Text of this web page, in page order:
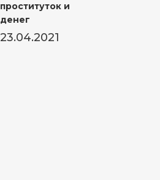
проституток и
денег
23.04.2021